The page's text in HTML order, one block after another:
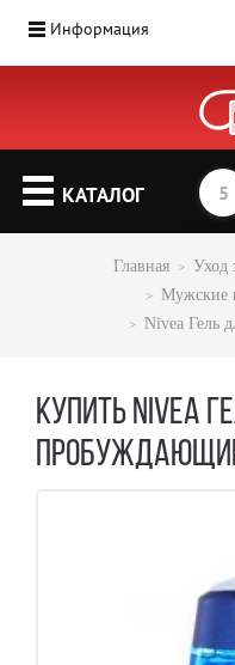
Информация
КАТАЛОГ
Главная Уход
Мужские
Nivea Гель
КУПИТЬ NIVEA